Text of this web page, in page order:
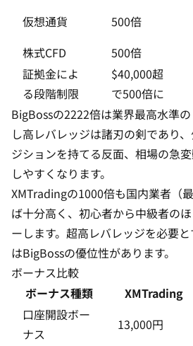
仮想通貨 500倍
株式CFD
500倍
証拠金によ
る段階制限
$40,000超
で500倍に
BigBossの2222倍は業界最高水準
し高レバレッジは諸刃の剣であり
ジションを持てる反面、相場の急
しやすくなります。
XMTradingの1000倍も国内業者（
ば十分高く、初心者から中級者の
ーします。超高レバレッジを必要
はBigBossの優位性があります。
ボーナス比較
ボーナス種類
XMTrading
口座開設ボー
ナス
13,000円